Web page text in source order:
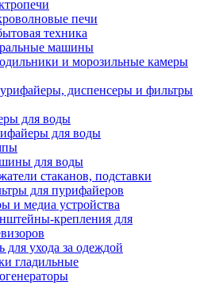
печи
техника
машины
и морозильные камеры
диспенсеры и фильтры
для воды
для воды
для воды
стаканов, подставки
для пурифайеров
и медиа устройства
крепления для
для ухода за одеждой
гладильные